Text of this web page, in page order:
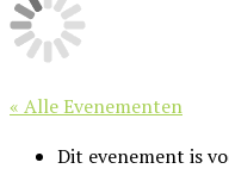
« Alle Evenementen
Dit evenement is